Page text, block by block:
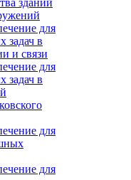
зданий
для
задач в
и связи
для
задач в
для
для